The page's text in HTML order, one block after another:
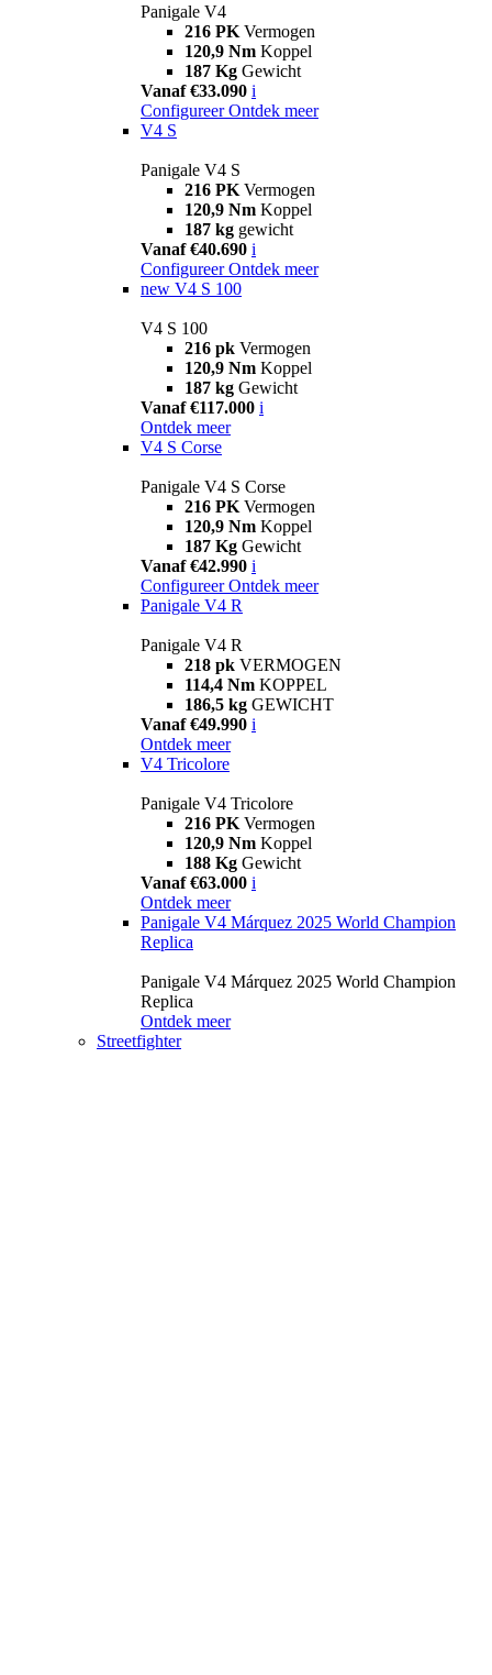
Panigale V4
216 PK Vermogen
120,9 Nm Koppel
187 Kg Gewicht
Vanaf €33.090 i
Configureer Ontdek meer
V4 S
Panigale V4 S
216 PK Vermogen
120,9 Nm Koppel
187 kg gewicht
Vanaf €40.690 i
Configureer Ontdek meer
new V4 S 100
V4 S 100
216 pk Vermogen
120,9 Nm Koppel
187 kg Gewicht
Vanaf €117.000 i
Ontdek meer
V4 S Corse
Panigale V4 S Corse
216 PK Vermogen
120,9 Nm Koppel
187 Kg Gewicht
Vanaf €42.990 i
Configureer Ontdek meer
Panigale V4 R
Panigale V4 R
218 pk VERMOGEN
114,4 Nm KOPPEL
186,5 kg GEWICHT
Vanaf €49.990 i
Ontdek meer
V4 Tricolore
Panigale V4 Tricolore
216 PK Vermogen
120,9 Nm Koppel
188 Kg Gewicht
Vanaf €63.000 i
Ontdek meer
Panigale V4 Márquez 2025 World Champion
Replica
Panigale V4 Márquez 2025 World Champion
Replica
Ontdek meer
Streetfighter